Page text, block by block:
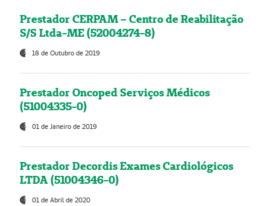
Prestador CERPAM – Centro de Reabilitação
S/S Ltda-ME (52004274-8)
18 de Outubro de 2019
Prestador Oncoped Serviços Médicos
(51004335-0)
01 de Janeiro de 2019
Prestador Decordis Exames Cardiológicos
LTDA (51004346-0)
01 de Abril de 2020